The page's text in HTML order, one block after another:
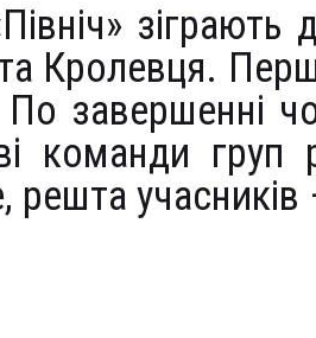
Кролевця.
завершенні
команди груп
решта